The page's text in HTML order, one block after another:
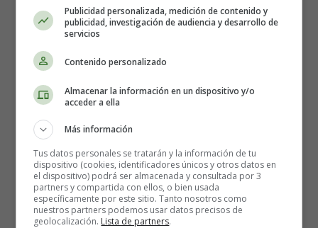
1º Gara y Jonay son hermanos. Gara tiene 6 años más
que Jonay. Si Gara tiene 7 años,... ¿cuántos tiene Jonay?
2º Belén y Carmen son dos amigas cuya diferencia de
edad es de 6 años. Si Belén, que es la menor tiene 28
años, ¿cuántos tiene Carmen?
3º Mi madre y mi padre nacieron con una diferencia de
edad de 6 años. Si mi padre, que es el mayor, tiene 49
años, ¿cuántos tiene mi madre?
4º Luis cumplirá 255 años en 2014. ¿Cuántos cumplirá
en el año 2.040?
Publicidad personalizada, medición de contenido y
publicidad, investigación de audiencia y desarrollo de
servicios
Contenido personalizado
Almacenar la información en un dispositivo y/o
acceder a ella
Más información
Tus datos personales se tratarán y la información de tu
dispositivo (cookies, identificadores únicos y otros datos en
el dispositivo) podrá ser almacenada y consultada por 3
partners y compartida con ellos, o bien usada
específicamente por este sitio. Tanto nosotros como
nuestros partners podemos usar datos precisos de
geolocalización. Lista de partners.